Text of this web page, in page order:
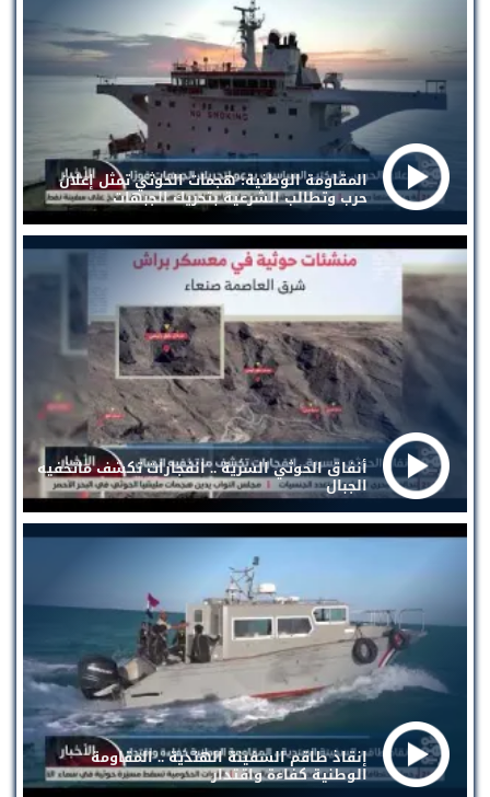
المقاومة الوطنية: هجمات الحوثي تمثل إعلان
حرب وتطالب الشرعية بتحريك الجبهات
أنفاق الحوثي السرية .. انفجارات تكشف ماتخفيه
الجبال
إنقاذ طاقم السفينة الهندية .. المقاومة
الوطنية كفاءة واقتدار